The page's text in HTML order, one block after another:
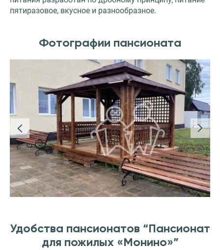
пятиразовое, вкусное и разнообразное.
Фотографии пансионата
Удобства пансионатов “Пансионат
для пожилых «Монино»”